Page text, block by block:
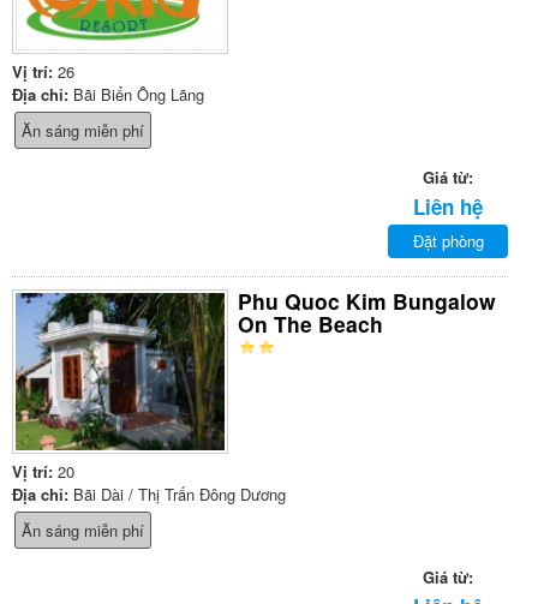
Vị trí: 26
Địa chỉ: Bãi Biển Ông Lãng
Ăn sáng miễn phí
Giá từ:
Liên hệ
Đặt phòng
Phu Quoc Kim Bungalow
On The Beach
Vị trí: 20
Địa chỉ: Bãi Dài / Thị Trấn Đông Dương
Ăn sáng miễn phí
Giá từ: